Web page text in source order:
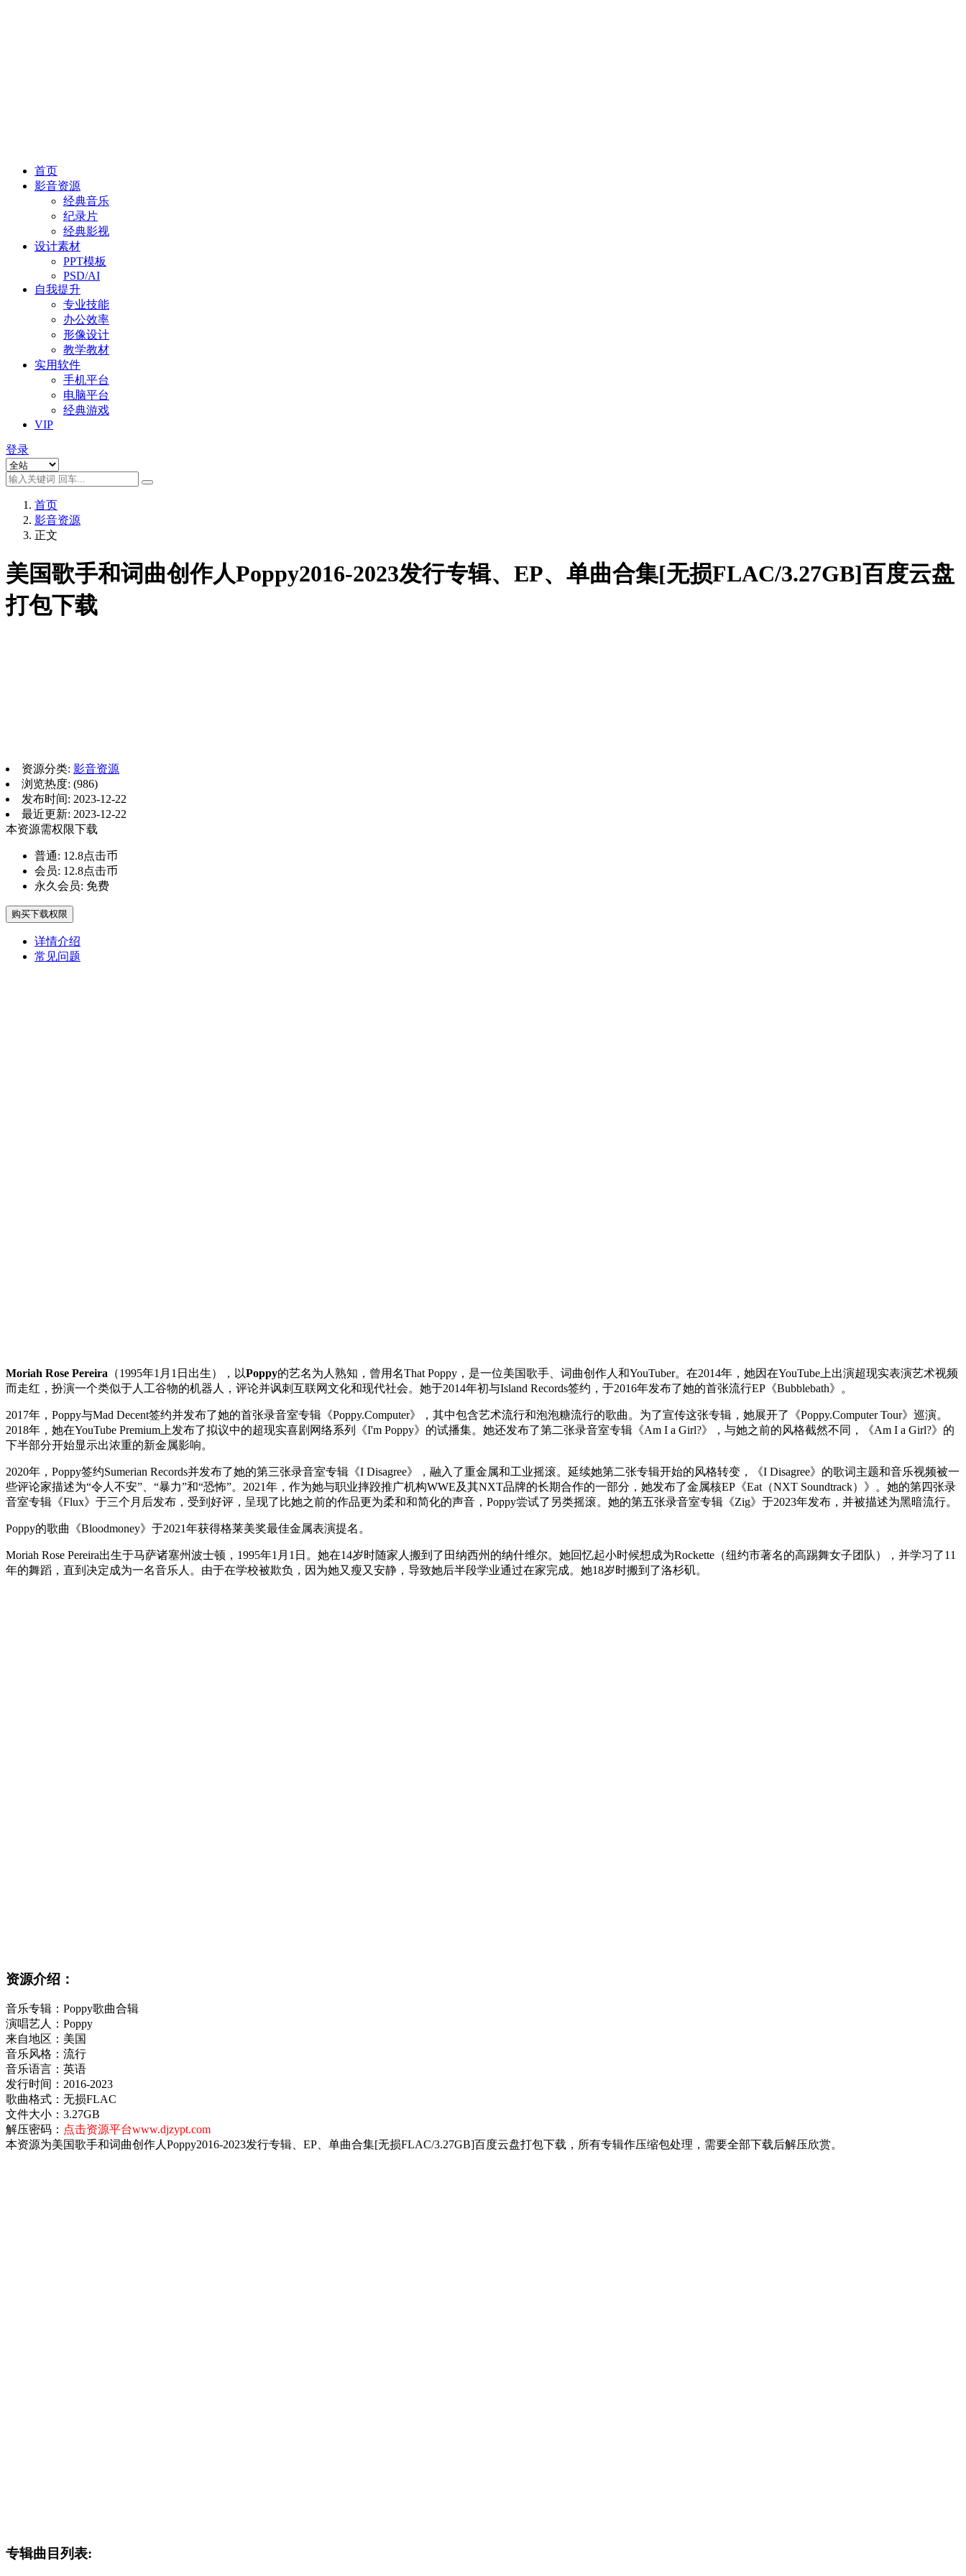
首页
影音资源
经典音乐
纪录片
经典影视
设计素材
PPT模板
PSD/AI
自我提升
专业技能
办公效率
形像设计
教学教材
实用软件
手机平台
电脑平台
经典游戏
VIP
登录
首页
影音资源
正文
美国歌手和词曲创作人Poppy2016-2023发行专辑、EP、单曲合集[无损FLAC/3.27GB]百度云盘
打包下载
资源分类: 影音资源
浏览热度: (986)
发布时间: 2023-12-22
最近更新: 2023-12-22
本资源需权限下载
普通: 12.8点击币
会员: 12.8点击币
永久会员: 免费
购买下载权限
详情介绍
常见问题
Moriah Rose Pereira （1995年1月1日出生），以Poppy的艺名为人熟知，曾用名That Poppy，是一位美国歌手、词曲创作人和YouTuber。在2014年，她因在YouTube上出演超现实表演艺术视频
而走红，扮演一个类似于人工谷物的机器人，评论并讽刺互联网文化和现代社会。她于2014年初与Island Records签约，于2016年发布了她的首张流行EP《Bubblebath》。
2017年，Poppy与Mad Decent签约并发布了她的首张录音室专辑《Poppy.Computer》，其中包含艺术流行和泡泡糖流行的歌曲。为了宣传这张专辑，她展开了《Poppy.Computer Tour》巡演。
2018年，她在YouTube Premium上发布了拟议中的超现实喜剧网络系列《I'm Poppy》的试播集。她还发布了第二张录音室专辑《Am I a Girl?》，与她之前的风格截然不同，《Am I a Girl?》的
下半部分开始显示出浓重的新金属影响。
2020年，Poppy签约Sumerian Records并发布了她的第三张录音室专辑《I Disagree》，融入了重金属和工业摇滚。延续她第二张专辑开始的风格转变，《I Disagree》的歌词主题和音乐视频被一
些评论家描述为“令人不安”、“暴力”和“恐怖”。2021年，作为她与职业摔跤推广机构WWE及其NXT品牌的长期合作的一部分，她发布了金属核EP《Eat（NXT Soundtrack）》。她的第四张录
音室专辑《Flux》于三个月后发布，受到好评，呈现了比她之前的作品更为柔和和简化的声音，Poppy尝试了另类摇滚。她的第五张录音室专辑《Zig》于2023年发布，并被描述为黑暗流行。
Poppy的歌曲《Bloodmoney》于2021年获得格莱美奖最佳金属表演提名。
Moriah Rose Pereira出生于马萨诸塞州波士顿，1995年1月1日。她在14岁时随家人搬到了田纳西州的纳什维尔。她回忆起小时候想成为Rockette（纽约市著名的高踢舞女子团队），并学习了11
年的舞蹈，直到决定成为一名音乐人。由于在学校被欺负，因为她又瘦又安静，导致她后半段学业通过在家完成。她18岁时搬到了洛杉矶。
资源介绍：
音乐专辑：Poppy歌曲合辑
演唱艺人：Poppy
来自地区：美国
音乐风格：流行
音乐语言：英语
发行时间：2016-2023
歌曲格式：无损FLAC
文件大小：3.27GB
解压密码： 点击资源平台www.djzypt.com
本资源为美国歌手和词曲创作人Poppy2016-2023发行专辑、EP、单曲合集[无损FLAC/3.27GB]百度云盘打包下载，所有专辑作压缩包处理，需要全部下载后解压欣赏。
专辑曲目列表: